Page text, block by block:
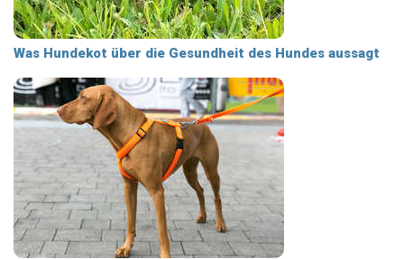
Was Hundekot über die Gesundheit des Hundes aussagt